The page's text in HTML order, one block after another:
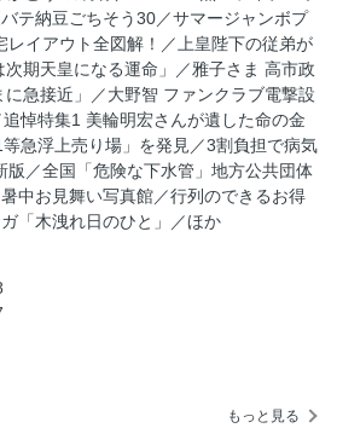
の断言 「愛子さまは次期天皇になる
に反撃 「佳子さまに急接近」
変に呆然…“俳優生命賭けた”全面対決
撃設立で「アートLIVEを」
囁き 「キミはもっと輝ける」
められない」妻NGの癒しタイム
急浮上売り場」を発見
テ納豆ごちそう30／サマージャンボプ
レイアウト全図解！／上皇陛下の従弟が
期天皇になる運命」／雅子さま 高市政
急接近」／大野智 ファンクラブ電撃設
悼特集1 美輪明宏さんが遺した命の金
急浮上売り場」を発見／3割負担で病気
版／全国「危険な下水管」地方公共団体
中お見舞い写真館／行列のできるお得
「木洩れ日のひと」／ほか
もっと見る